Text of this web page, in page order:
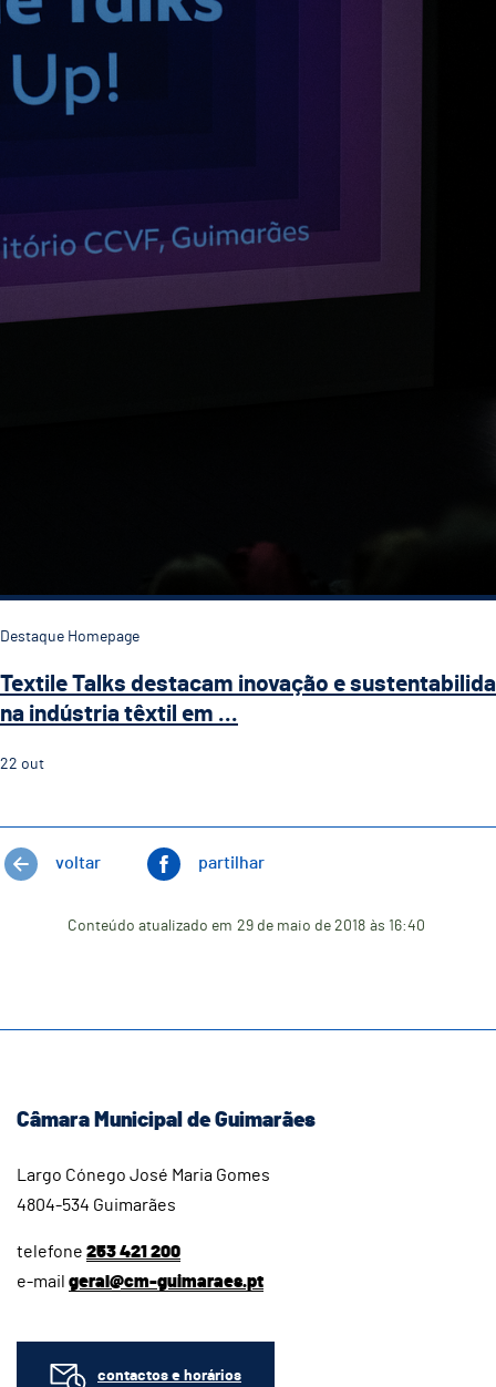
Destaque Homepage
Textile Talks destacam inovação e
na indústria têxtil em ...
22 out
voltar partilhar
Conteúdo atualizado em 29 de maio de 2018 às 16:40
Câmara Municipal de Guimarães
Largo Cónego José Maria Gomes
4804-534 Guimarães
telefone 253 421 200
e-mail geral@cm-guimaraes.pt
contactos e horários